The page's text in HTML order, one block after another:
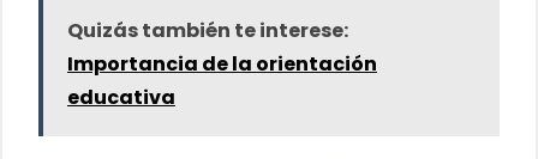
Quizás también te interese:
Importancia de la orientación
educativa